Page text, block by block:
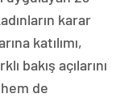
karar
katılımı,
bakış açılarını
de